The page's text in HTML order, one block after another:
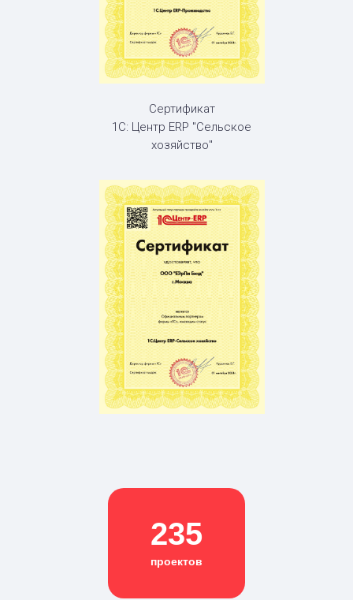
Сертификат
1С: Центр ERP "Сельское
хозяйство"
проектов
235